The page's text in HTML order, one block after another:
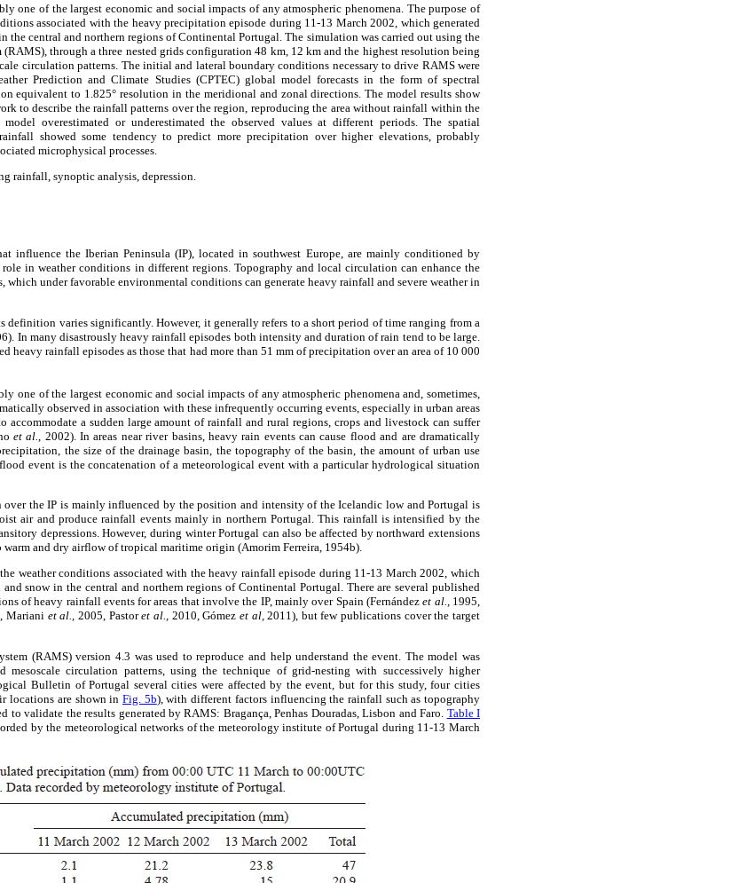
one of the largest economic and social impacts of any atmospheric phenomena. The purpose of
associated with the heavy precipitation episode during 11-13 March 2002, which generated
the central and northern regions of Continental Portugal. The simulation was carried out using the
through a three nested grids configuration 48 km, 12 km and the highest resolution being
circulation patterns. The initial and lateral boundary conditions necessary to drive RAMS were
Prediction and Climate Studies (CPTEC) global model forecasts in the form of spectral
equivalent to 1.825° resolution in the meridional and zonal directions. The model results show
to describe the rainfall patterns over the region, reproducing the area without rainfall within the
overestimated or underestimated the observed values at different periods. The spatial
showed some tendency to predict more precipitation over higher elevations, probably
microphysical processes.
rainfall, synoptic analysis, depression.
influence the Iberian Peninsula (IP), located in southwest Europe, are mainly conditioned by
role in weather conditions in different regions. Topography and local circulation can enhance the
which under favorable environmental conditions can generate heavy rainfall and severe weather in
definition varies significantly. However, it generally refers to a short period of time ranging from a
In many disastrously heavy rainfall episodes both intensity and duration of rain tend to be large.
heavy rainfall episodes as those that had more than 51 mm of precipitation over an area of 10 000
one of the largest economic and social impacts of any atmospheric phenomena and, sometimes,
observed in association with these infrequently occurring events, especially in urban areas
accommodate a sudden large amount of rainfall and rural regions, crops and livestock can suffer
et al., 2002). In areas near river basins, heavy rain events can cause flood and are dramatically
the size of the drainage basin, the topography of the basin, the amount of urban use
event is the concatenation of a meteorological event with a particular hydrological situation
the IP is mainly influenced by the position and intensity of the Icelandic low and Portugal is
air and produce rainfall events mainly in northern Portugal. This rainfall is intensified by the
depressions. However, during winter Portugal can also be affected by northward extensions
and dry airflow of tropical maritime origin (Amorim Ferreira, 1954b).
weather conditions associated with the heavy rainfall episode during 11-13 March 2002, which
snow in the central and northern regions of Continental Portugal. There are several published
of heavy rainfall events for areas that involve the IP, mainly over Spain (Fernándezet al.,1995,
Mariani et al., 2005, Pastoret al.,2010, Gómez et al,2011), but few publications cover the target
(RAMS) version 4.3 was used to reproduce and help understand the event. The model was
mesoscale circulation patterns, using the technique of grid-nesting with successively higher
Bulletin of Portugal several cities were affected by the event, but for this study, four cities
locations are shown in Fig. 5b), with different factors influencing the rainfall such as topography
to validate the results generated by RAMS: Bragança, Penhas Douradas, Lisbon and Faro. Table I
by the meteorological networks of the meteorology institute of Portugal during 11-13 March